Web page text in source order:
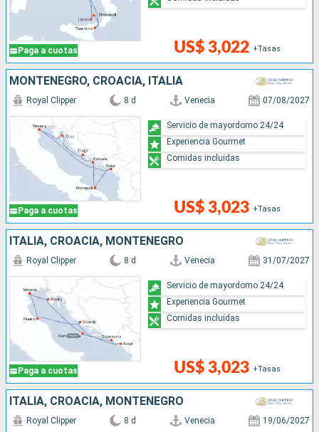
Paga a cuotas US$ 3,022 +Tasas
MONTENEGRO, CROACIA, ITALIA
Paga a cuotas
Royal Clipper 8 d Venecia 07/08/2027
US$ 3,023 +Tasas
Servicio de mayordomo 24/24
Experiencia Gourmet
Comidas incluidas
ITALIA, CROACIA, MONTENEGRO
Paga a cuotas
Royal Clipper 8 d Venecia 31/07/2027
US$ 3,023 +Tasas
Servicio de mayordomo 24/24
Experiencia Gourmet
Comidas incluidas
ITALIA, CROACIA, MONTENEGRO
Royal Clipper 8 d Venecia 19/06/2027